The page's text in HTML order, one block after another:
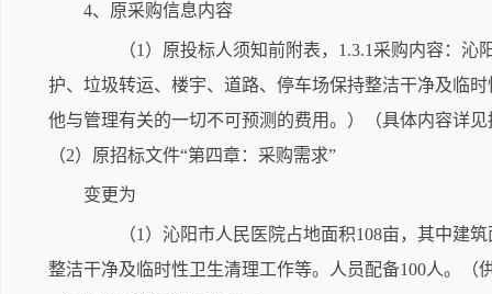
4、原采购信息内容
（1）原投标人须知前附表，1.3.1采购内容：
护、垃圾转运、楼宇、道路、停车场保持整洁干净及临
他与管理有关的一切不可预测的费用。）（具体内容详
（2）原招标文件“第四章：采购需求”
变更为
（1）沁阳市人民医院占地面积108亩，其中建
整洁干净及临时性卫生清理工作等。人员配备100人。